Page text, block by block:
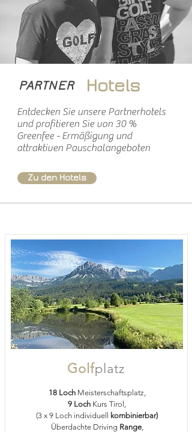
Gruppe 5B kämpften heue
PARTNER Hotels
Entdecken Sie unsere Partnerhotels
und profitieren Sie von 30 %
Greenfee - Ermäßigung und
attraktiven Pauschalangeboten
Zu den Hotels
Golfplatz
18 LochMeisterschaftsplatz,
9 Loch Kurs Tirol,
(3 x 9 Loch individuell
kombinierbar)
Überdachte Driving Range,